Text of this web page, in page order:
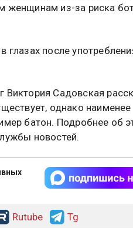
женщинам из-за риска
глазах после
Садовская
однако наименее
батон. Подробнее об
новостей.
Rutube Tg